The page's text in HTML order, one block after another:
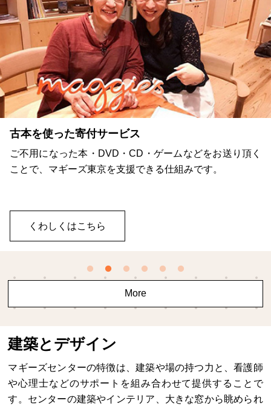
ゲームなどをお送り頂く
る仕組みです。
Yahoo!ネット募金より受
ご支援いただけます。
More
建築とデザイン
マギーズセンターの特徴は、建築や場の持つ力と、看護師
や心理士などのサポートを組み合わせて提供することで
す。センターの建築やインテリア、大きな窓から眺められ